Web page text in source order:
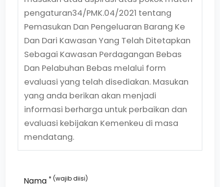
pengaturan34/PMK.04/2021 tentang
Pemasukan Dan Pengeluaran Barang Ke
Dan Dari Kawasan Yang Telah Ditetapkan
Sebagai Kawasan Perdagangan Bebas
Dan Pelabuhan Bebas melalui form
evaluasi yang telah disediakan. Masukan
yang anda berikan akan menjadi
informasi berharga untuk perbaikan dan
evaluasi kebijakan Kemenkeu di masa
mendatang.
Nama * (wajib diisi)